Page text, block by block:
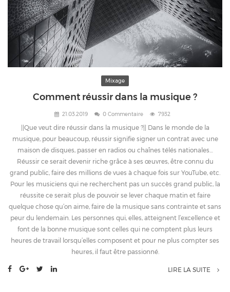
Mixage
Comment réussir dans la musique ?
21.03.2019 0 Commentaire 7932
||Que veut dire réussir dans la musique ?|| Dans le monde de la
musique, pour beaucoup, réussir signifie signer un contrat avec une
maison de disques, passer en radios ou chaînes télés nationales…
Réussir ce serait devenir riche grâce à ses œuvres, être connu du
grand public, faire des millions de vues à chaque fois sur YouTube, etc.
Pour les musiciens qui ne recherchent pas un succès grand public, la
réussite ce serait plus de pouvoir se lever chaque matin et faire
quelque chose qu’on aime, faire de la musique sans contrainte et sans
peur du lendemain. Les personnes qui, elles, atteignent l’excellence et
font de la bonne musique sont celles qui ne comptent plus leurs
heures de travail lorsqu’elles composent et pour ne plus compter ses
heures, il faut être passionné.
LIRE LA SUITE